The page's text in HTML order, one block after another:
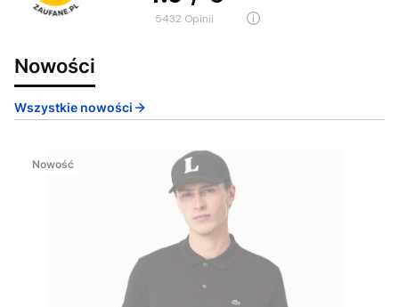
5432 opinii
Nowości
Wszystkie nowości
Nowość